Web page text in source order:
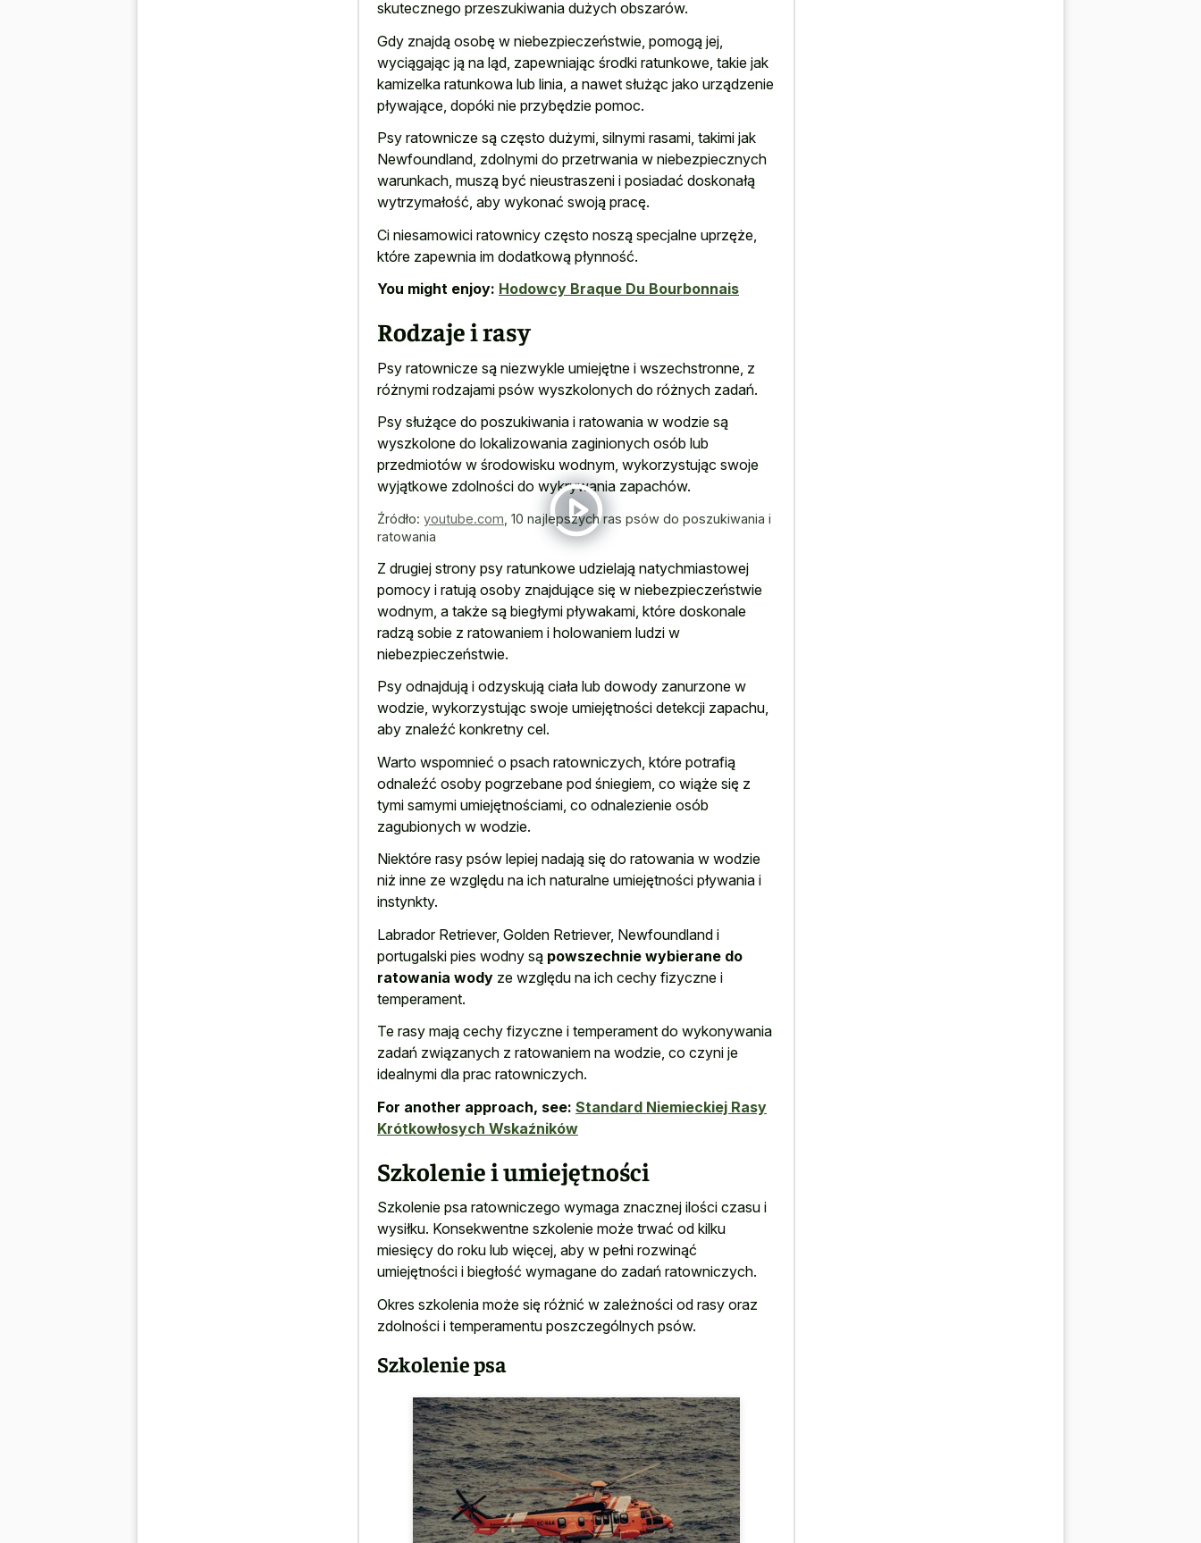
skutecznego przeszukiwania dużych obszarów.
Gdy znajdą osobę w niebezpieczeństwie, pomogą jej,
wyciągając ją na ląd, zapewniając środki ratunkowe, takie jak
kamizelka ratunkowa lub linia, a nawet służąc jako urządzenie
pływające, dopóki nie przybędzie pomoc.
Psy ratownicze są często dużymi, silnymi rasami, takimi jak
Newfoundland, zdolnymi do przetrwania w niebezpiecznych
warunkach, muszą być nieustraszeni i posiadać doskonałą
wytrzymałość, aby wykonać swoją pracę.
Ci niesamowici ratownicy często noszą specjalne uprzęże,
które zapewnia im dodatkową płynność.
You might enjoy: Hodowcy Braque Du Bourbonnais
Rodzaje i rasy
Psy ratownicze są niezwykle umiejętne i wszechstronne, z
różnymi rodzajami psów wyszkolonych do różnych zadań.
Psy służące do poszukiwania i ratowania w wodzie są
wyszkolone do lokalizowania zaginionych osób lub
przedmiotów w środowisku wodnym, wykorzystując swoje
wyjątkowe zdolności do wykrywania zapachów.
Źródło: youtube.com, 10 najlepszych ras psów do poszukiwania i
ratowania
Z drugiej strony psy ratunkowe udzielają natychmiastowej
pomocy i ratują osoby znajdujące się w niebezpieczeństwie
wodnym, a także są biegłymi pływakami, które doskonale
radzą sobie z ratowaniem i holowaniem ludzi w
niebezpieczeństwie.
Psy odnajdują i odzyskują ciała lub dowody zanurzone w
wodzie, wykorzystując swoje umiejętności detekcji zapachu,
aby znaleźć konkretny cel.
Warto wspomnieć o psach ratowniczych, które potrafią
odnaleźć osoby pogrzebane pod śniegiem, co wiąże się z
tymi samymi umiejętnościami, co odnalezienie osób
zagubionych w wodzie.
Niektóre rasy psów lepiej nadają się do ratowania w wodzie
niż inne ze względu na ich naturalne umiejętności pływania i
instynkty.
Labrador Retriever, Golden Retriever, Newfoundland i
portugalski pies wodny są powszechnie wybierane do
ratowania wody ze względu na ich cechy fizyczne i
temperament.
Te rasy mają cechy fizyczne i temperament do wykonywania
zadań związanych z ratowaniem na wodzie, co czyni je
idealnymi dla prac ratowniczych.
For another approach, see: Standard Niemieckiej Rasy
Krótkowłosych Wskaźników
Szkolenie i umiejętności
Szkolenie psa ratowniczego wymaga znacznej ilości czasu i
wysiłku. Konsekwentne szkolenie może trwać od kilku
miesięcy do roku lub więcej, aby w pełni rozwinąć
umiejętności i biegłość wymagane do zadań ratowniczych.
Okres szkolenia może się różnić w zależności od rasy oraz
zdolności i temperamentu poszczególnych psów.
Szkolenie psa